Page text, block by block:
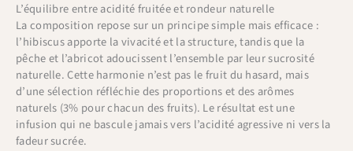
L’équilibre entre acidité fruitée et rondeur naturelle
La composition repose sur un principe simple mais efficace :
l’hibiscus apporte la vivacité et la structure, tandis que la
pêche et l’abricot adoucissent l’ensemble par leur sucrosité
naturelle. Cette harmonie n’est pas le fruit du hasard, mais
d’une sélection réfléchie des proportions et des arômes
naturels (3% pour chacun des fruits). Le résultat est une
infusion qui ne bascule jamais vers l’acidité agressive ni vers la
fadeur sucrée.